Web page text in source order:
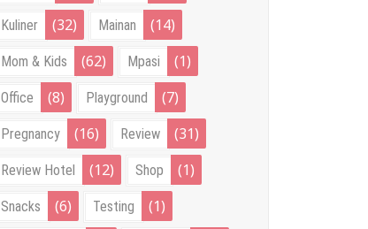
Kuliner (32) Mainan (14)
Mom & Kids (62) Mpasi (1)
Office (8) Playground (7)
Pregnancy (16) Review (31)
Review Hotel (12) Shop (1)
Snacks (6) Testing (1)